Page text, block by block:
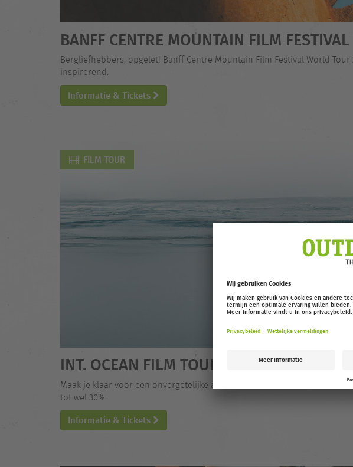
BANFF CENTRE MOUNTAIN FILM
Bergliefhebbers, opgelet! Banff Centre Mountain Film Festival World
inspirerend.
Informatie & Tickets
FILM TOUR
INT. OCEAN FILM TOUR VOL. 13
Maak je klaar voor een onvergetelijke avond vol oceaanavonturen,
tot wel 30%.
Informatie & Tickets